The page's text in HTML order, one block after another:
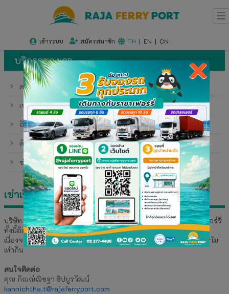
เข้าระบบ สมัครสมาชิก TH | EN | CN
บริการของเรา
ตารางเวลาเดินทาง
เช่าเรือเหมาลำ
อัตราค่าบริการ
ตัวแทนจำหน่าย
ช่องทางการจองและการชำระเงิน
เช่าเรือเหมาลำ
บริษัท ท่าเรือราชาเฟอร์รี่ จำกัด(มหาชน) ให้บริการเช่าเหมาลำ เรือเฟอร์รี่
ทั้งนี้อัตราค่าบริการขึ้นอยู่กับขนาดของเรือ
เนื่องจากเรือเฟอร์รี่แต่ละลำ สามารถรับจำนวนของรถ และ ผู้โดยสารไม่
เท่ากัน
สนใจติดต่อ
คุณ กัณณ์ณิชฐา ธิปบูรวัฒน์
kannichtha.t@rajaferryport.com
×